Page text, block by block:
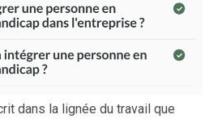
dans la lignée du travail que